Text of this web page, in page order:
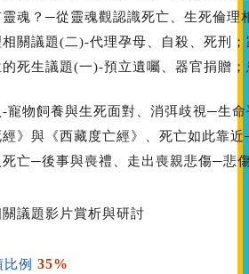
靈魂？─從靈魂觀認識死亡、生死倫理
關議題(二)-代理孕母、自殺、死刑
的死生議題(一)-預立遺囑、器官捐贈
寵物飼養與生死面對、消弭歧視─生
經》與《西藏度亡經》、死亡如此靠
死亡─後事與喪禮、走出喪親悲傷─悲
議題影片賞析與研討
比例35%